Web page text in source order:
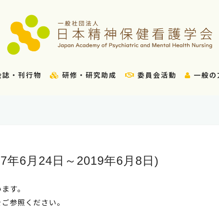
・刊行物 研修・研究助成 委員会活動 一般
6月24日～2019年6月8日)
す。
参照ください。